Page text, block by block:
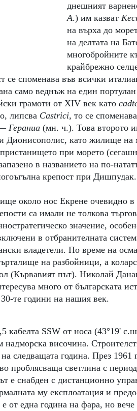
днешният
А.) им казват
на върха до
на делтата на
многобройните
крайбрежно
се споменава във всички
само веднъж на един
грамоти от XIV век като
липсва Castrici, то се
— Гераниа (мн. ч.). Това второто
Дионисополис, като жилище
при морето
в названието на по-
крепост при
около нос Екрене очевидно в
са имали не толкова
значение,
в отбранителната
владетели. По време на
на разбойници, а
(Кървавият път). Николай
много от българската
те години на нашия век.
кабелта SSW от носа (43°19'
височина.
следващата година. През 1961
проблясваща светлина с
е снабден с дистанционно
му експлоатация и
от една година на фара, но вече